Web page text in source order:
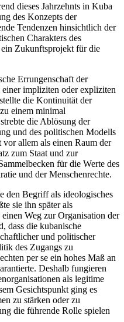
dieses Jahrzehnts in Kuba
des Konzepts der
Tendenzen hinsichtlich der
Charakters des
Zukunftsprojekt für die
Errungenschaft der
impliziten oder expliziten
die Kontinuität der
einem minimal
die Ablösung der
und des politischen Modells
allem als einen Raum der
zum Staat und zur
für die Werte des
und der Menschenrechte.
den Begriff als ideologisches
sie ihn später als
Weg zur Organisation der
dass die kubanische
und politischer
des Zugangs zu
per se ein hohes Maß an
Deshalb fungieren
als legitime
Gesichtspunkt ging es
zu stärken oder zu
die führende Rolle spielen